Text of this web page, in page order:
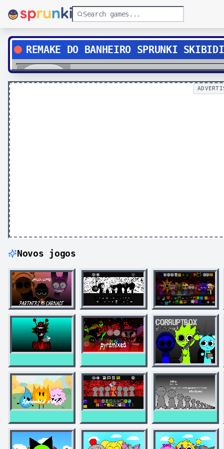
REMAKE DO BANHEIRO SPRUNKI SKIBIDI
Play
Novos jogos